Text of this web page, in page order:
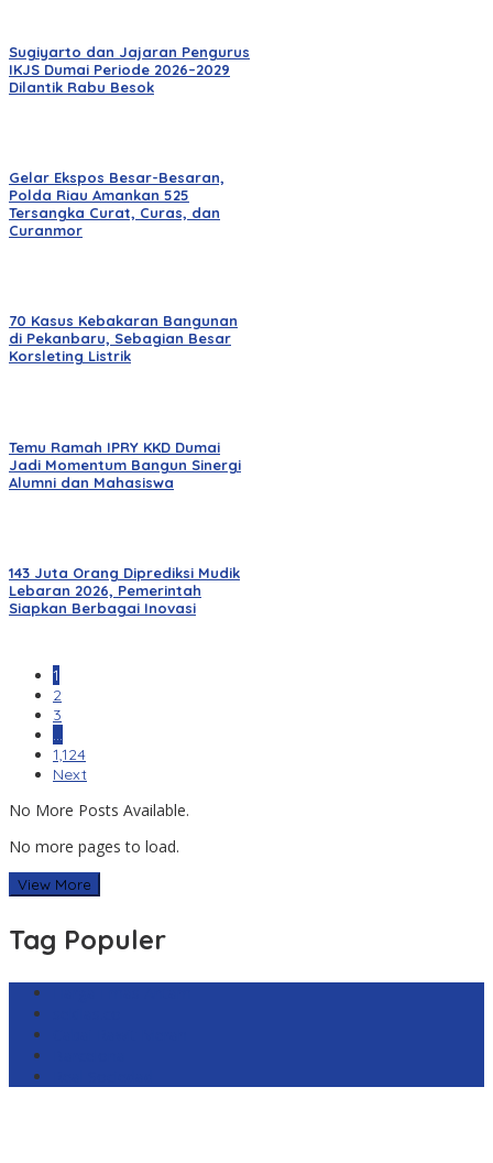
Sugiyarto dan Jajaran Pengurus
IKJS Dumai Periode 2026–2029
Dilantik Rabu Besok
Gelar Ekspos Besar-Besaran,
Polda Riau Amankan 525
Tersangka Curat, Curas, dan
Curanmor
70 Kasus Kebakaran Bangunan
di Pekanbaru, Sebagian Besar
Korsleting Listrik
Temu Ramah IPRY KKD Dumai
Jadi Momentum Bangun Sinergi
Alumni dan Mahasiswa
143 Juta Orang Diprediksi Mudik
Lebaran 2026, Pemerintah
Siapkan Berbagai Inovasi
1
2
3
…
1,124
Next
No More Posts Available.
No more pages to load.
View More
Tag Populer